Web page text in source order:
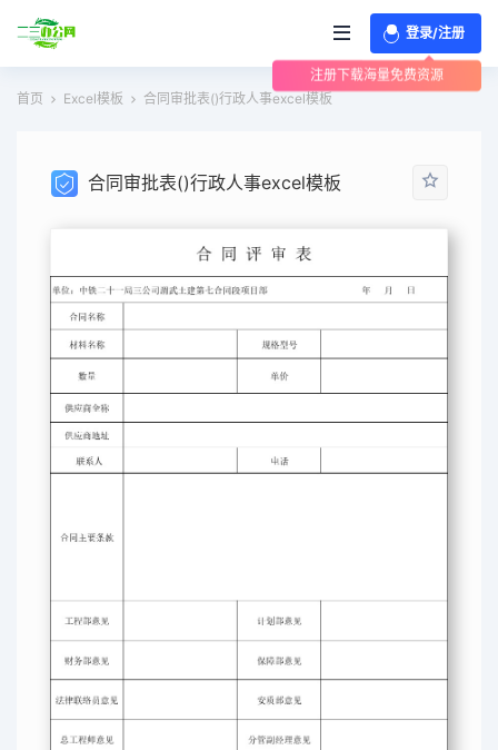
登录/注册
注册下载海量免费资源
首页
Excel模板 合同审批表()行政人事excel模板
合同审批表()行政人事excel模板